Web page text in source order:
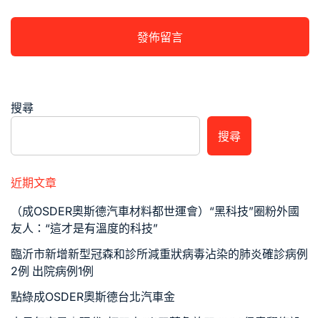
搜尋
搜尋
近期文章
（成OSDER奧斯德汽車材料都世運會）“黑科技”圈粉外國
友人：“這才是有溫度的科技”
臨沂市新增新型冠森和診所減重狀病毒沾染的肺炎確診病例
2例 出院病例1例
點綠成OSDER奧斯德台北汽車金